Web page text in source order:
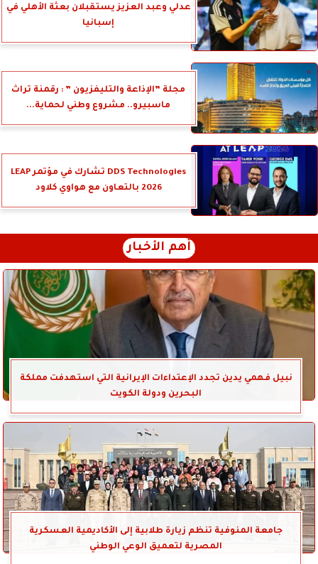
عدلي وعبد العزيز يستقبلان بعثة الأهلي في
إسبانيا
مجلة ”الإذاعة والتليفزيون ” : رقمنة تراث
ماسبيرو.. مشروع وطني لحماية...
DDS Technologies تشارك في مؤتمر LEAP
2026 بالتعاون مع هواوي كلاود
أهم الأخبار
نبيل فهمي يدين تجدد الإعتداءات الإيرانية التي استهدفت مملكة
البحرين ودولة الكويت
جامعة المنوفية تنظم زيارة طلابية إلى الأكاديمية العسكرية
المصرية لتعميق الوعي الوطني